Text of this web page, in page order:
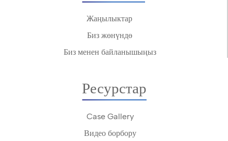
Жаңылыктар
Биз жөнүндө
Биз менен байланышыңыз
Ресурстар
Case Gallery
Видео борбору